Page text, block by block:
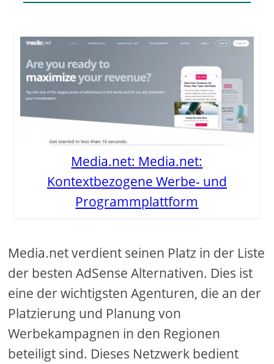
Media.net: Media.net:
Kontextbezogene Werbe- und
Programmplattform
Media.net verdient seinen Platz in der Liste
der besten AdSense Alternativen. Dies ist
eine der wichtigsten Agenturen, die an der
Platzierung und Planung von
Werbekampagnen in den Regionen
beteiligt sind. Dieses Netzwerk bedient